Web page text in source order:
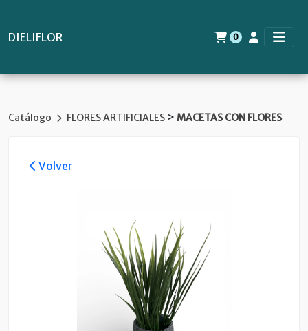
DIELIFLOR 0
Catálogo FLORES ARTIFICIALES > MACETAS CON FLORES
Volver